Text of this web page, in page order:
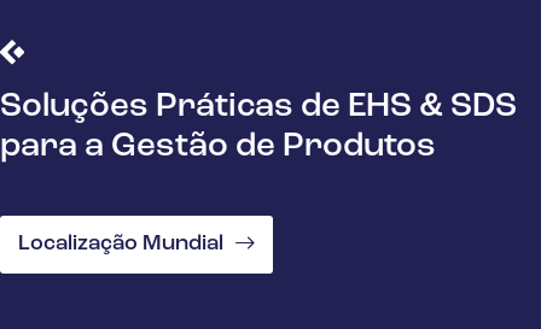
Soluções Práticas de EHS & SDS
para a Gestão de Produtos
Localização Mundial